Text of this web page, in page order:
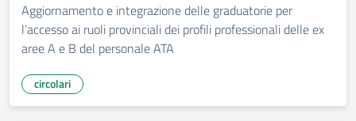
Aggiornamento e integrazione delle graduatorie per
l’accesso ai ruoli provinciali dei profili professionali delle ex
aree A e B del personale ATA
circolari